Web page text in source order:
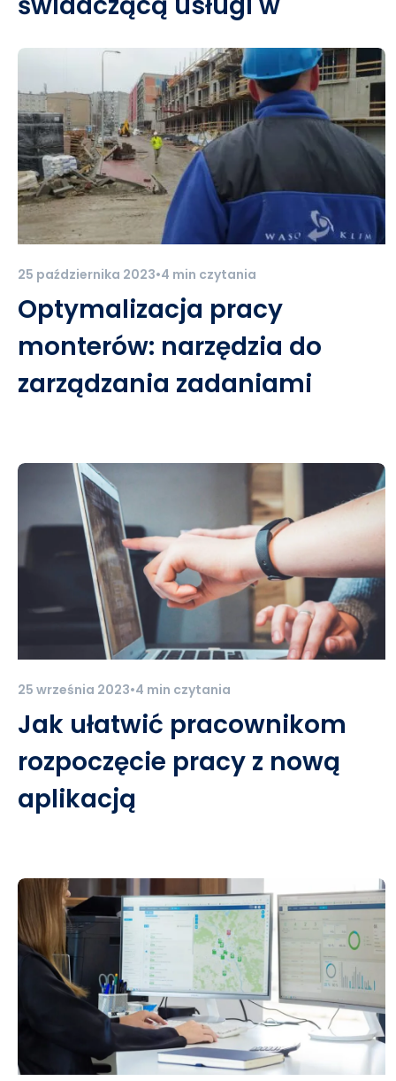
terenie?
25 października 2023•4 min czytania
Optymalizacja pracy
monterów: narzędzia do
zarządzania zadaniami
25 września 2023•4 min czytania
Jak ułatwić pracownikom
rozpoczęcie pracy z nową
aplikacją